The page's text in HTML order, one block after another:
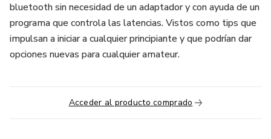
bluetooth sin necesidad de un adaptador y con ayuda de un
programa que controla las latencias. Vistos como tips que
impulsan a iniciar a cualquier principiante y que podrían dar
opciones nuevas para cualquier amateur.
Acceder al producto comprado